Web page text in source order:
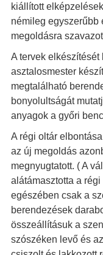
kiállított
némileg egyszerűbb
megoldásra
A tervek
asztalosmester
megtalálható
bonyolultságát
anyagok a győri
A régi oltár
az új megoldás
megnyugtatott. ( A
alátámasztotta a
egészében csak a
berendezések
összeállításuk a
szószéken levő és